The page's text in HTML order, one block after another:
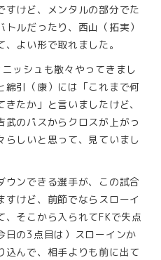
すけど、メンタルの部分でた
ルだったり、西山（拓実）
よい形で取れました。
ッシュも散々やってきまし
綿引（康）には「これまで何
たか」と言いましたけど、
武のパスからクロスが上がっ
らしいと思って、見ていまし
ウンできる選手が、この試合
すけど、前節でならスローイ
、そこから入られてFKで失点
日の3点目は）スローインか
込んで、相手よりも前に出て